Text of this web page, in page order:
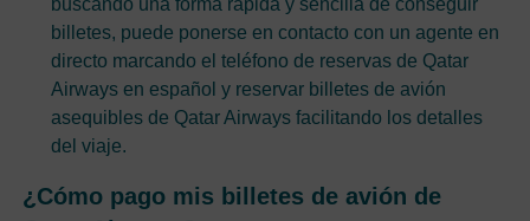
buscando una forma rápida y sencilla de conseguir
billetes, puede ponerse en contacto con un agente en
directo marcando el teléfono de reservas de Qatar
Airways en español y reservar billetes de avión
asequibles de Qatar Airways facilitando los detalles
del viaje.
¿Cómo pago mis billetes de avión de